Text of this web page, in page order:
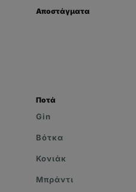
Αποστάγματα
Ποτά
Gin
Βότκα
Κονιάκ
Μπράντι